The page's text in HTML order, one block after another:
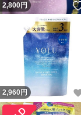
2,800円
2,960 円